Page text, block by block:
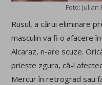
Foto:
Rusul, a cărui eliminare
masculin va fi o afacere
Alcaraz, n-are scuze.
priește zgura, că-l
Mercur în retrograd sau